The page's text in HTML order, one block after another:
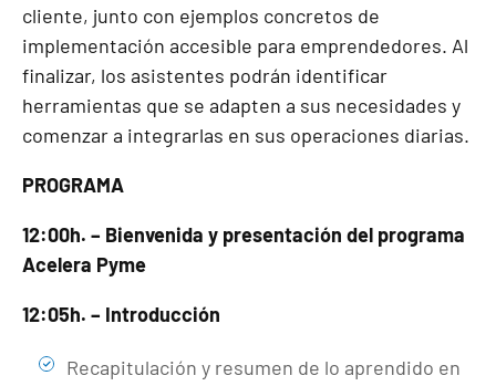
cliente, junto con ejemplos concretos de
implementación accesible para emprendedores. Al
finalizar, los asistentes podrán identificar
herramientas que se adapten a sus necesidades y
comenzar a integrarlas en sus operaciones diarias.
PROGRAMA
12:00h. – Bienvenida y presentación del programa
Acelera Pyme
12:05h. – Introducción
Recapitulación y resumen de lo aprendido en